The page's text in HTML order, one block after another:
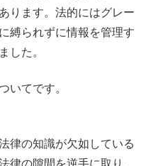
ります。法的にはグレー
縛られずに情報を管理す
した。
いてです。
律の知識が欠如している